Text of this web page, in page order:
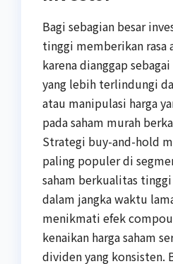
Bagi sebagian besar
tinggi memberikan rasa
karena dianggap
yang lebih terlindungi
atau manipulasi harga
pada saham murah
Strategi buy-and-hold
paling populer di
saham berkualitas
dalam jangka waktu
menikmati efek
kenaikan harga saham
dividen yang konsisten.